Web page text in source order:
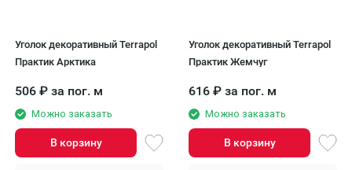
Уголок декоративный Terrapol
Практик Арктика
506 ₽ за пог. м
Можно заказать
В корзину
Уголок декоративный Terrapol
Практик Жемчуг
616 ₽ за пог. м
Можно заказать
В корзину